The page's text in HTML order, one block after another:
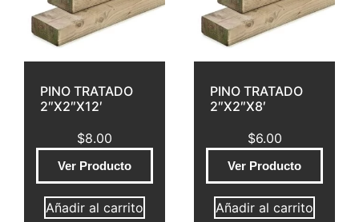
PINO TRATADO
2″X2″X12′
$8.00
Ver Producto
Añadir al carrito
PINO TRATADO
2″X2″X8′
$6.00
Ver Producto
Añadir al carrito